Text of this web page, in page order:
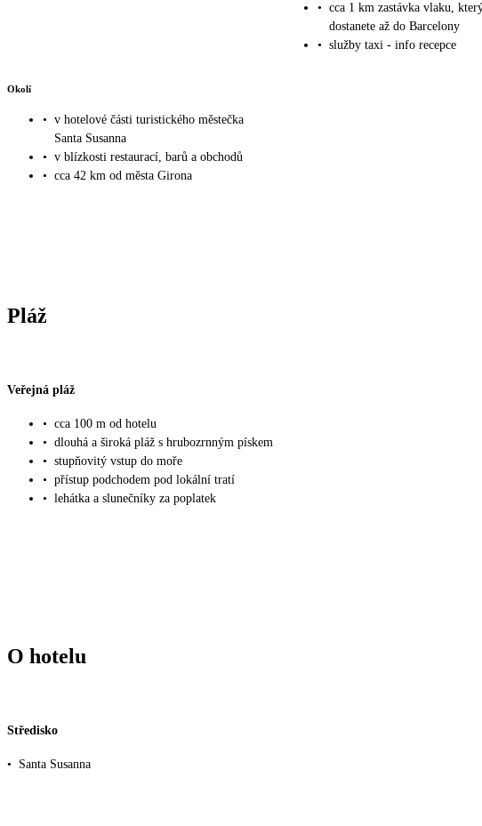
• cca 1 km zastávka vlaku,
dostanete až do Barcelony
• služby taxi - info recepce
Okolí
• v hotelové části turistického městečka
Santa Susanna
• v blízkosti restaurací, barů a obchodů
• cca 42 km od města Girona
Pláž
Veřejná pláž
• cca 100 m od hotelu
• dlouhá a široká pláž s hrubozrnným pískem
• stupňovitý vstup do moře
• přístup podchodem pod lokální tratí
• lehátka a slunečníky za poplatek
O hotelu
Středisko
• Santa Susanna